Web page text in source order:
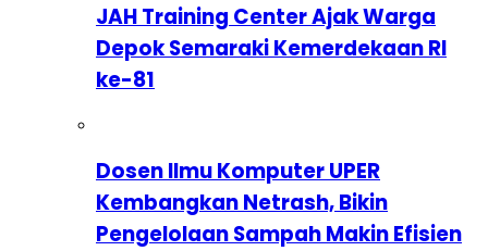
JAH Training Center Ajak Warga
Depok Semaraki Kemerdekaan RI
ke-81
Dosen Ilmu Komputer UPER
Kembangkan Netrash, Bikin
Pengelolaan Sampah Makin Efisien